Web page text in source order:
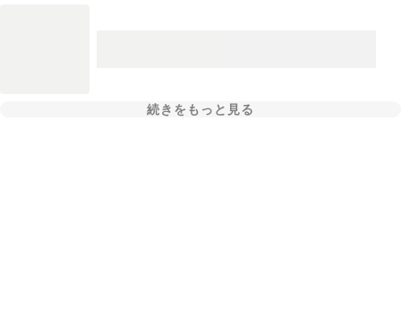
続きをもっと見る